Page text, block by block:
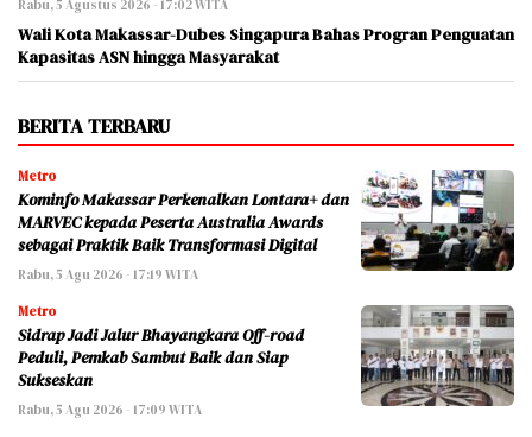
Rabu, 5 Agustus 2026 - 17:02 WITA
Wali Kota Makassar-Dubes Singapura Bahas Progran Penguatan
Kapasitas ASN hingga Masyarakat
BERITA TERBARU
Metro
Kominfo Makassar Perkenalkan Lontara+ dan
MARVEC kepada Peserta Australia Awards
sebagai Praktik Baik Transformasi Digital
Rabu, 5 Agu 2026 - 17:19 WITA
Metro
Sidrap Jadi Jalur Bhayangkara Off-road
Peduli, Pemkab Sambut Baik dan Siap
Sukseskan
Rabu, 5 Agu 2026 - 17:09 WITA